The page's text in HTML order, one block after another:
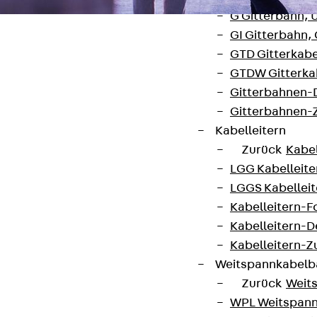
G Gitterbahn,
GI Gitterbahn,
GTD
GTDW
Gitterbahnen-
Gitterbahnen-
Kabelleitern
Zurück
LGG
LGGS
Kabelleitern-
Kabelleitern-
Kabelleitern-
Zurück
WPL